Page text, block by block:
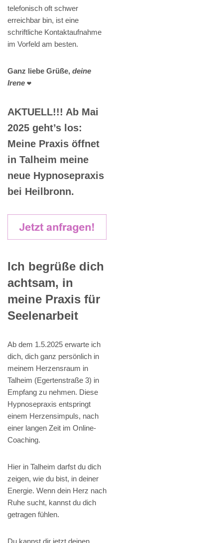
telefonisch oft schwer
erreichbar bin, ist eine
schriftliche Kontaktaufnahme
im Vorfeld am besten.
Ganz liebe Grüße, deine
Irene ❤️
AKTUELL!!! Ab Mai
2025 geht’s los:
Meine Praxis öffnet
in Talheim meine
neue Hypnosepraxis
bei Heilbronn.
Ich begrüße dich
achtsam, in
meine Praxis für
Seelenarbeit
Ab dem 1.5.2025 erwarte ich
dich, dich ganz persönlich in
meinem Herzensraum in
Talheim (Egertenstraße 3) in
Empfang zu nehmen. Diese
Hypnosepraxis entspringt
einem Herzensimpuls, nach
einer langen Zeit im Online-
Coaching.
Hier in Talheim darfst du dich
zeigen, wie du bist, in deiner
Energie. Wenn dein Herz nach
Ruhe sucht, kannst du dich
getragen fühlen.
Du kannst dir jetzt deinen